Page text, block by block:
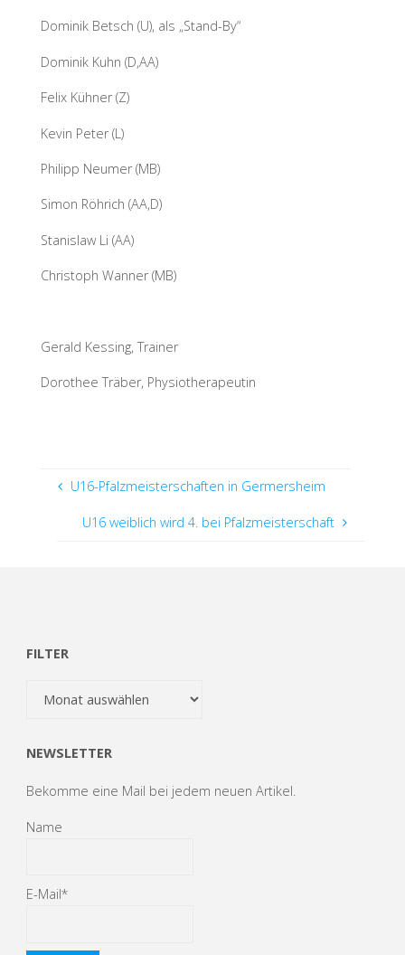
Dominik Betsch (U), als „Stand-By“
Dominik Kuhn (D,AA)
Felix Kühner (Z)
Kevin Peter (L)
Philipp Neumer (MB)
Simon Röhrich (AA,D)
Stanislaw Li (AA)
Christoph Wanner (MB)
Gerald Kessing, Trainer
Dorothee Träber, Physiotherapeutin
U16-Pfalzmeisterschaften in Germersheim
U16 weiblich wird 4. bei Pfalzmeisterschaft
FILTER
NEWSLETTER
Bekomme eine Mail bei jedem neuen Artikel.
Name
E-Mail*